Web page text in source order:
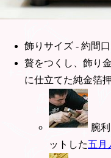
飾りサイズ - 約間
贅をつくし、飾り
に仕立てた純金箔
腕
ットした五月